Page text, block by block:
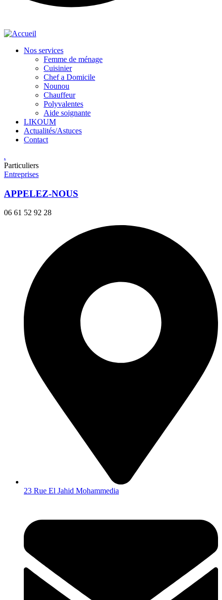
Nos services
Femme de ménage
Cuisinier
Chef a Domicile
Nounou
Chauffeur
Polyvalentes
Aide soignante
LIKOUM
Actualités/Astuces
Contact
.
Particuliers
Entreprises
APPELEZ-NOUS
06 61 52 92 28
23 Rue El Jahid Mohammedia